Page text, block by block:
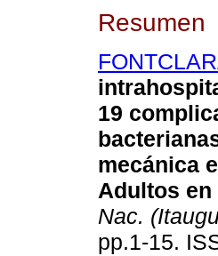
Resumen
19
mecánica
Adultos en
Nac.
pp.1-15.